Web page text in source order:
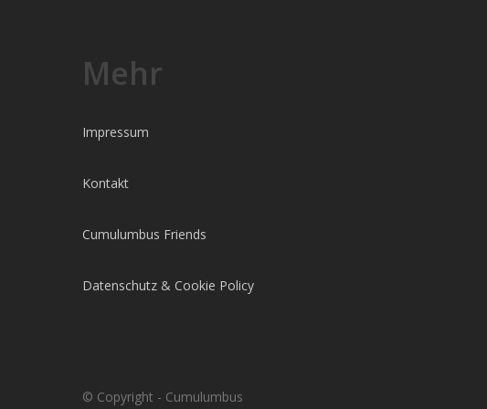
Mehr
Impressum
Kontakt
Cumulumbus Friends
Datenschutz & Cookie Policy
© Copyright - Cumulumbus